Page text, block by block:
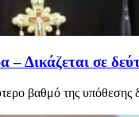
Δικάζεται σε
βαθμό της υπόθεσης